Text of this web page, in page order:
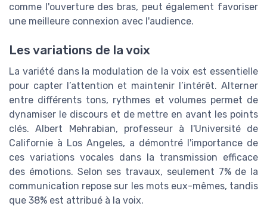
comme l'ouverture des bras, peut également favoriser
une meilleure connexion avec l'audience.
Les variations de la voix
La variété dans la modulation de la voix est essentielle
pour capter l’attention et maintenir l’intérêt. Alterner
entre différents tons, rythmes et volumes permet de
dynamiser le discours et de mettre en avant les points
clés. Albert Mehrabian, professeur à l'Université de
Californie à Los Angeles, a démontré l'importance de
ces variations vocales dans la transmission efficace
des émotions. Selon ses travaux, seulement 7% de la
communication repose sur les mots eux-mêmes, tandis
que 38% est attribué à la voix.